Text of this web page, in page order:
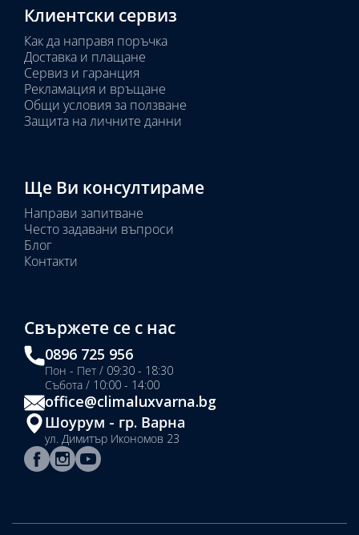
Клиентски сервиз
Как да направя поръчка
Доставка и плащане
Сервиз и гаранция
Рекламация и връщане
Общи условия за ползване
Защита на личните данни
Ще Ви консултираме
Направи запитване
Често задавани въпроси
Блог
Контакти
Свържете се с нас
0896 725 956
Пон - Пет / 09:30 - 18:30
Събота / 10:00 - 14:00
office@climaluxvarna.bg
Шоурум - гр. Варна
ул. Димитър Икономов 23